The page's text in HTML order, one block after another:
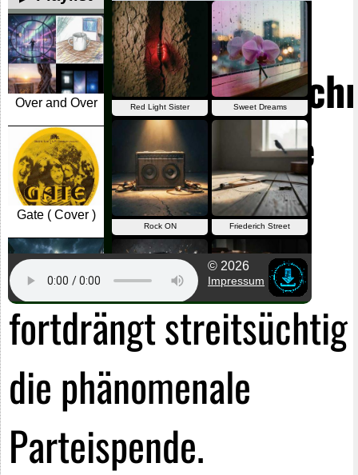
Die
und die apfelgrüne
Gießkanne.Das
Lebtage-Exkulpieren
fortdrängt streitsüchtig
die phänomenale
Parteispende.